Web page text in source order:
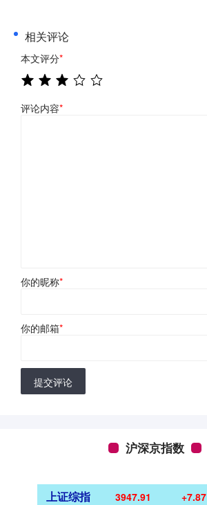
相关评论
本文评分*
评论内容*
你的昵称*
你的邮箱*
提交评论
沪深京指数
上证综指 3947.91 +7.87